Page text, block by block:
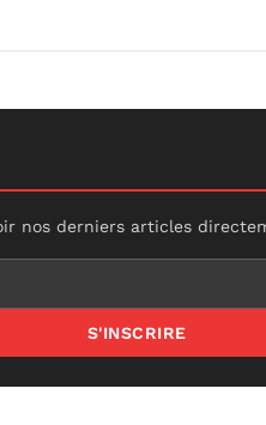
nos derniers articles
S'INSCRIRE